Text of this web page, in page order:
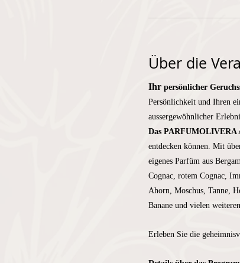
Über die
Ihr persönlicher
Persönlichkeit und Ihren
aussergewöhnlicher
Das PARFUMOLIVERA
entdecken können. Mit
eigenes Parfüm aus
Cognac, rotem Cognac,
Ahorn, Moschus, Tanne,
Banane und vielen
Erleben Sie die